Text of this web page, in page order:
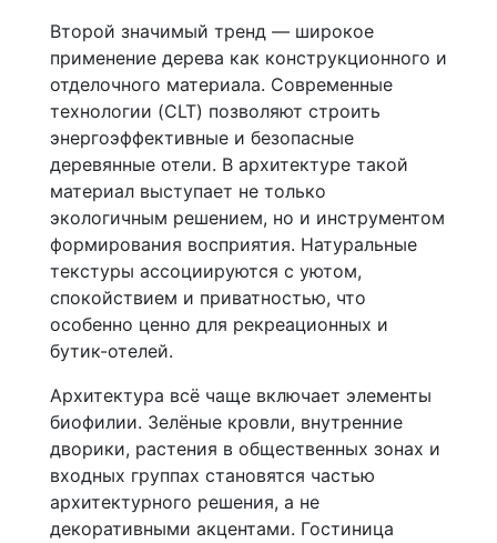
Второй значимый тренд — широкое
применение дерева как конструкционного и
отделочного материала. Современные
технологии (CLT) позволяют строить
энергоэффективные и безопасные
деревянные отели. В архитектуре такой
материал выступает не только
экологичным решением, но и инструментом
формирования восприятия. Натуральные
текстуры ассоциируются с уютом,
спокойствием и приватностью, что
особенно ценно для рекреационных и
бутик-отелей.
Архитектура всё чаще включает элементы
биофилии. Зелёные кровли, внутренние
дворики, растения в общественных зонах и
входных группах становятся частью
архитектурного решения, а не
декоративными акцентами. Гостиница